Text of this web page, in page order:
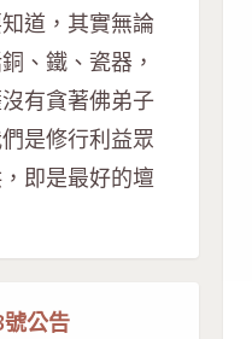
道，其實無論
、鐵、瓷器，
有貪著佛弟子
是修行利益眾
即是最好的壇
公告